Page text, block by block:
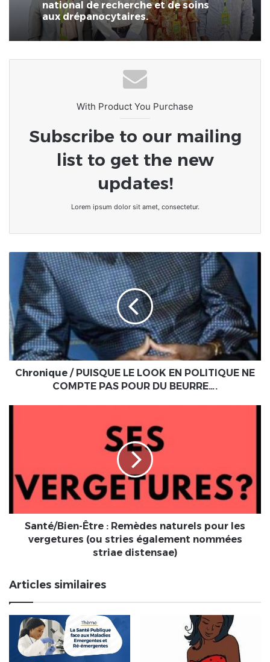
La BB Lomé soutient le Centre
national de recherche et de soins
aux drépanocytaires.
SANTE – QU’EST-CE QUE LA
DYSMORPHOPHOBIE ?
With Product You Purchase
Subscribe to our mailing
list to get the new
updates!
Lorem ipsum dolor sit amet, consectetur.
Chronique
PUISQUE
LE
LOOK
EN
POLITIQUE
NE
COMPTE
PASChronique / PUISQUE LE LOOK EN POLITIQUE NE
COMPTE PAS POUR DU BEURRE….
pour
vergetures
stries
également
Santé/Bien-Être : Remèdes naturels pour les
vergetures (ou stries également nommées
striae distensae)
Articles similaires